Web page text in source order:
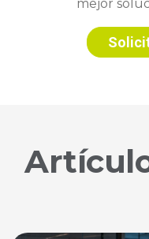
mejor